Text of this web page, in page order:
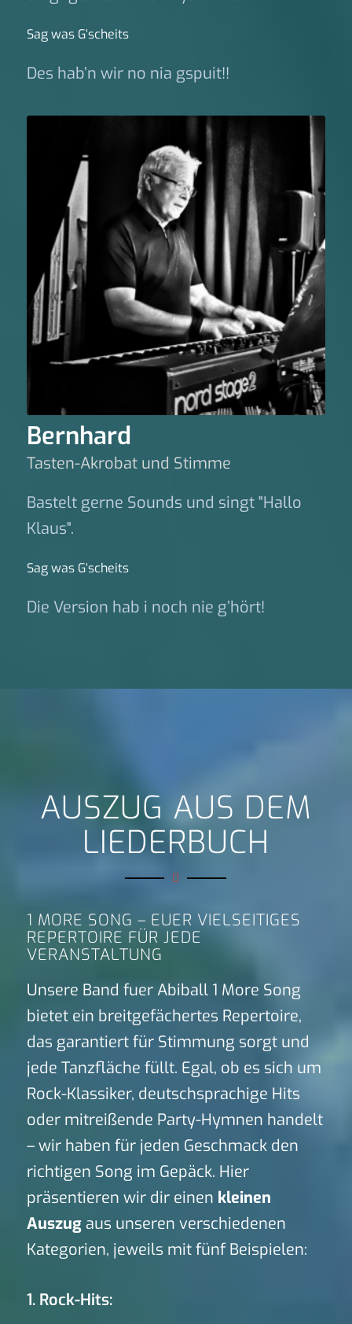
Sag was G‘scheits
Des hab’n wir no nia gspuit!!
Bernhard
Tasten-Akrobat und Stimme
Bastelt gerne Sounds und singt "Hallo
Klaus".
Sag was G‘scheits
Die Version hab i noch nie g’hört!
AUSZUG AUS DEM
LIEDERBUCH
1 MORE SONG – EUER VIELSEITIGES
REPERTOIRE FÜR JEDE
VERANSTALTUNG
Unsere Band fuer Abiball 1 More Song
bietet ein breitgefächertes Repertoire,
das garantiert für Stimmung sorgt und
jede Tanzfläche füllt. Egal, ob es sich um
Rock-Klassiker, deutschsprachige Hits
oder mitreißende Party-Hymnen handelt
– wir haben für jeden Geschmack den
richtigen Song im Gepäck. Hier
präsentieren wir dir einen kleinen
Auszugaus unseren verschiedenen
Kategorien, jeweils mit fünf Beispielen:
1. Rock-Hits: